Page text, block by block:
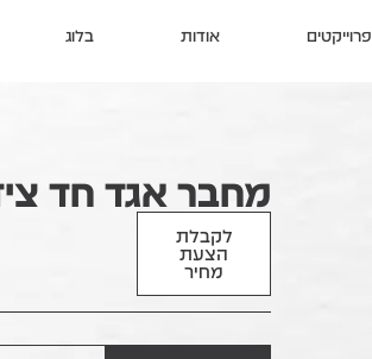
פרוייקטים אודות בלוג
מחבר אגד חד
לקבלת
הצעת
מחיר